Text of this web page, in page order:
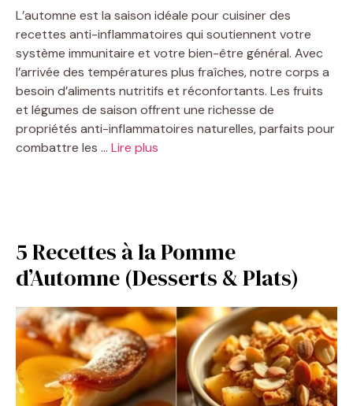
L’automne est la saison idéale pour cuisiner des
recettes anti-inflammatoires qui soutiennent votre
système immunitaire et votre bien-être général. Avec
l’arrivée des températures plus fraîches, notre corps a
besoin d’aliments nutritifs et réconfortants. Les fruits
et légumes de saison offrent une richesse de
propriétés anti-inflammatoires naturelles, parfaits pour
combattre les … Lire plus
5 Recettes à la Pomme
d’Automne (Desserts & Plats)